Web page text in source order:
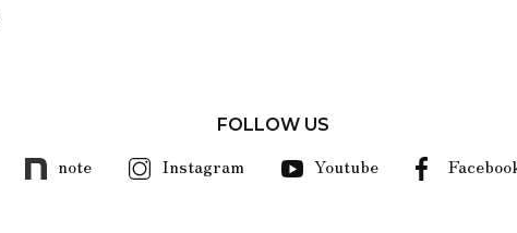
FOLLOW US
note Instagram Youtube